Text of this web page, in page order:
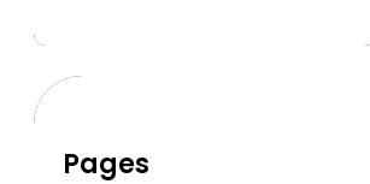
Pages